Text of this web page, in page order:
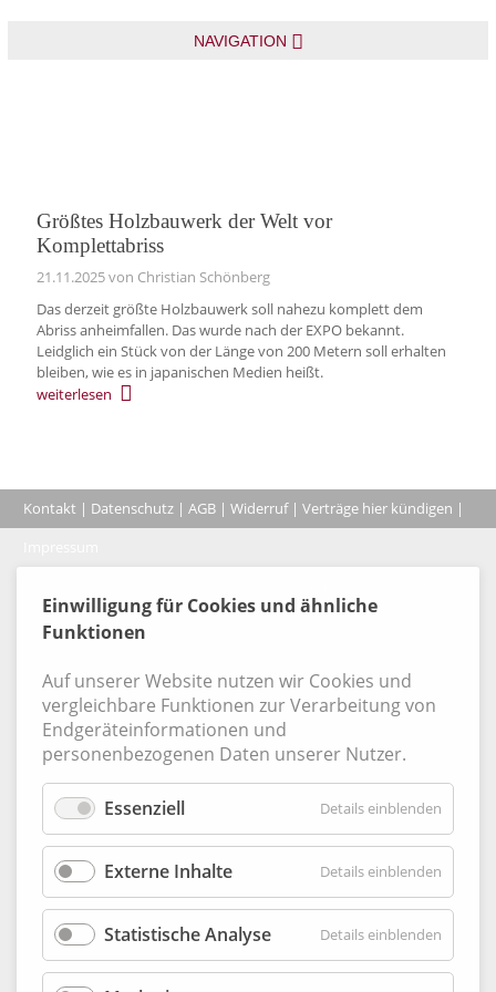
NAVIGATION
Größtes Holzbauwerk der Welt vor
Komplettabriss
21.11.2025von Christian Schönberg
Das derzeit größte Holzbauwerk soll nahezu komplett dem
Abriss anheimfallen. Das wurde nach der EXPO bekannt.
Leidglich ein Stück von der Länge von 200 Metern soll erhalten
bleiben, wie es in japanischen Medien heißt.
weiterlesen
Kontakt | Datenschutz | AGB | Widerruf| Verträge hier kündigen |
Einwilligung für Cookies und ähnliche
Funktionen
Auf unserer Website nutzen wir Cookies und
vergleichbare Funktionen zur Verarbeitung von
Endgeräteinformationen und
personenbezogenen Daten unserer Nutzer.
Essenziell Details einblenden
Externe Inhalte Details einblenden
Externe
Inhalte
Statistische Analyse Details einblenden
Analyse